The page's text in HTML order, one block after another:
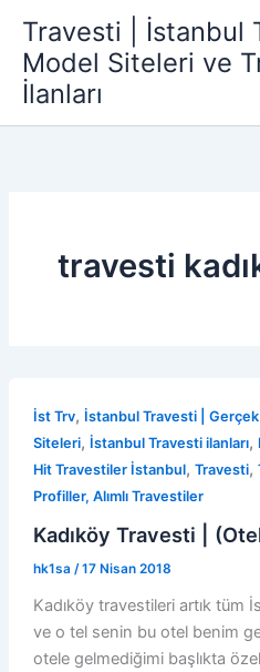
Travesti | İstanbul
Model Siteleri ve
İlanları
travesti
İst Trv, İstanbul Travesti |
Siteleri, İstanbul Travesti ilanları,
Hit Travestiler İstanbul, Travesti,
Profiller, Alımlı Travestiler
Kadıköy Travesti |
hk1sa /17 Nisan 2018
Kadıköy travestileri artık tüm
ve o tel senin bu otel benim
otele gelmediğimi başlıkta